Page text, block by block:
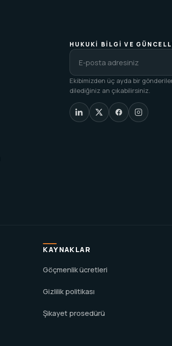
HUKUKI BILGI VE
Ekibimizden üç ayda bir
dilediğiniz an çıkabilirsiniz.
KAYNAKLAR
Göçmenlik ücretleri
Gizlilik politikası
Şikayet prosedürü